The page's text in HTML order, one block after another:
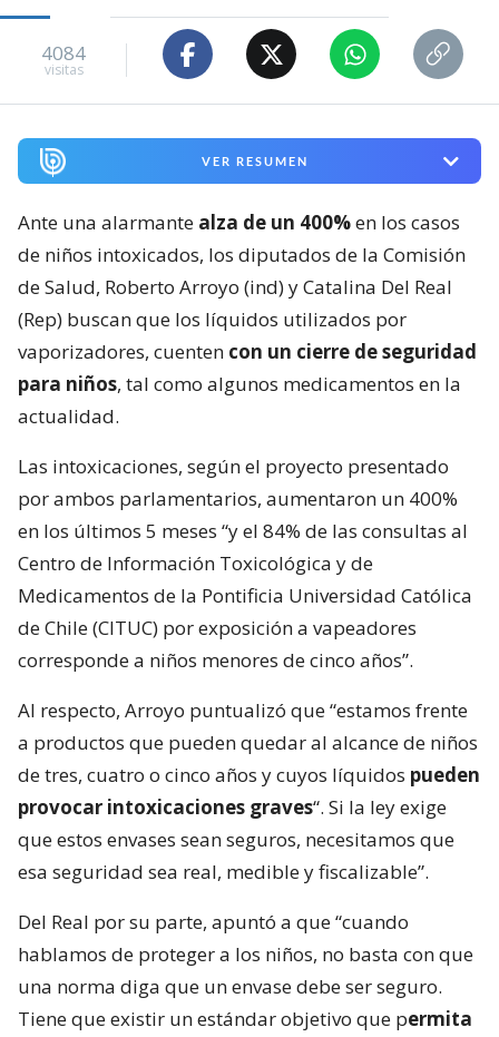
4084
visitas
VER RESUMEN
Ante una alarmante alza de un 400%en los casos
de niños intoxicados, los diputados de la Comisión
de Salud, Roberto Arroyo (ind) y Catalina Del Real
(Rep) buscan que los líquidos utilizados por
vaporizadores, cuenten con un cierre de seguridad
para niños, tal como algunos medicamentos en la
actualidad.
Las intoxicaciones, según el proyecto presentado
por ambos parlamentarios, aumentaron un 400%
en los últimos 5 meses “y el 84% de las consultas al
Centro de Información Toxicológica y de
Medicamentos de la Pontificia Universidad Católica
de Chile (CITUC) por exposición a vapeadores
corresponde a niños menores de cinco años”.
Al respecto, Arroyo puntualizó que “estamos frente
a productos que pueden quedar al alcance de niños
de tres, cuatro o cinco años y cuyos líquidos pueden
provocar intoxicaciones graves“. Si la ley exige
que estos envases sean seguros, necesitamos que
esa seguridad sea real, medible y fiscalizable”.
Del Real por su parte, apuntó a que “cuando
hablamos de proteger a los niños, no basta con que
una norma diga que un envase debe ser seguro.
Tiene que existir un estándar objetivo que permita